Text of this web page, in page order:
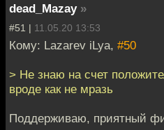
dead_Mazay »
#51 | 11.05.20 13:53
Кому: Lazarev iLya, #50
> Не знаю на счет
вроде как не мразь
Поддерживаю, приятный